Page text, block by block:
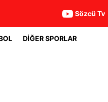
Sözcü Tv
DİĞER SPORLAR